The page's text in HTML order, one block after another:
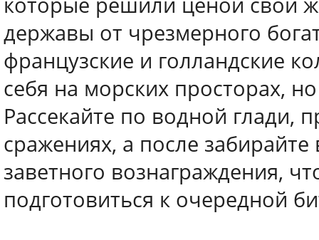
державы от чрезмерного
французские и голландские
себя на морских просторах,
Рассекайте по водной глади,
сражениях, а после
заветного вознаграждения,
подготовиться к очередной